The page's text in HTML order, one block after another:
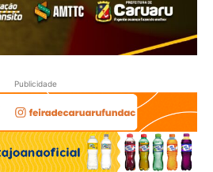
Publicidade